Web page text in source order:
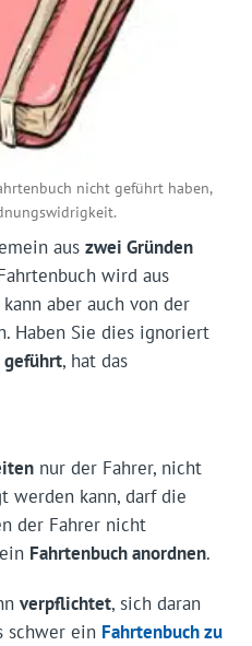
nicht geführt haben,
aus zwei Gründen
wird aus
aber auch von der
Haben Sie dies ignoriert
geführt, hat das
nur der Fahrer, nicht
werden kann, darf die
der Fahrer nicht
Fahrtenbuch anordnen.
verpflichtet, sich daran
schwer ein Fahrtenbuch zu